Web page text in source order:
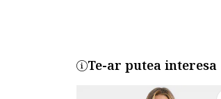
Te-ar putea interesa